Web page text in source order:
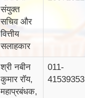
संयुक्त
सचिव और
वित्तीय
सलाहकार
श्री नबीन
कुमार रॉय,
महाप्रबंधक,
011-
41539353